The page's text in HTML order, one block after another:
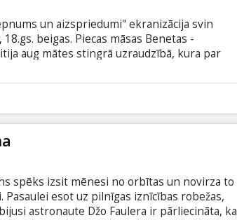
un aizspriedumi" ekranizācija svin
beigas. Piecas māsas Benetas -
aug mātes stingrā uzraudzībā, kura par
Elizabete tiecas dzīvē sasniegt ko
Pavisam drīz Elizabete nejauši
snobisko Dārsija kungu... Filma angļu valodā
spēks izsit mēnesi no orbītas un novirza to
esot uz pilnīgas iznīcības robežas,
astronaute Džo Faulera ir pārliecināta, ka